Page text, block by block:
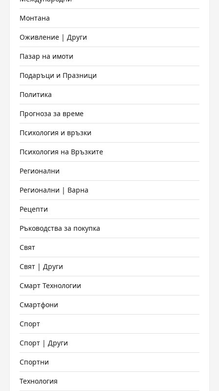
Монтана
Оживление | Други
Пазар на имоти
Подаръци и Празници
Политика
Прогноза за време
Психология и връзки
Психология на Връзките
Регионални
Регионални | Варна
Рецепти
Ръководства за покупка
Свят
Свят | Други
Смарт Технологии
Смартфони
Спорт
Спорт | Други
Спортни
Технология